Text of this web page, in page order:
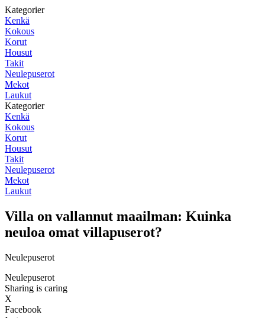
Kategorier
Kenkä
Kokous
Korut
Housut
Takit
Neulepuserot
Mekot
Laukut
Kategorier
Kenkä
Kokous
Korut
Housut
Takit
Neulepuserot
Mekot
Laukut
Villa on vallannut maailman: Kuinka
neuloa omat villapuserot?
Neulepuserot
Neulepuserot
Sharing is caring
X
Facebook